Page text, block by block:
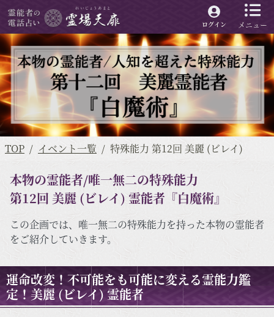
メニュー
ログイン
TOP イベント一覧 特殊能力 第12回 美麗 (ビレイ)
本物の霊能者/唯一無二の特殊能力
第12回 美麗 (ビレイ) 霊能者『白魔術』
この企画では、唯一無二の特殊能力を持った本物の霊能者
をご紹介していきます。
運命改変！不可能をも可能に変える霊能力鑑
定！美麗 (ビレイ) 霊能者